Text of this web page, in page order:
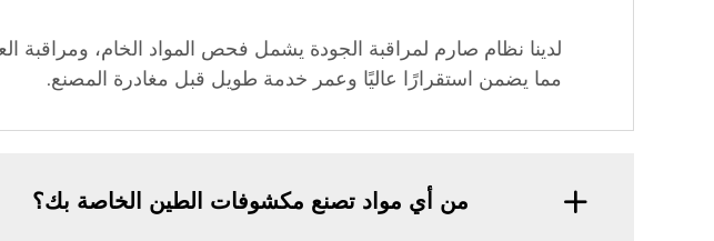
مما يضمن استقرارًا عاليًا وعمر خدمة طويل قبل مغادرة المصنع.
من أي مواد تصنع مكشوفات الطين الخاصة بك؟